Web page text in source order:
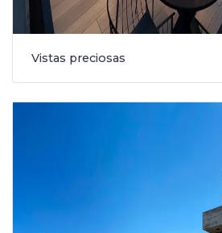
Vistas preciosas